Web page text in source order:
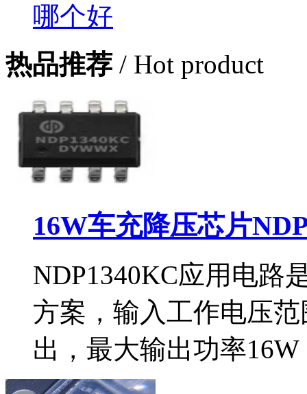
哪个好
热品推荐 / Hot product
16W车充降压芯片
NDP1340KC应用电路
方案，输入工作电压
出，最大输出功率